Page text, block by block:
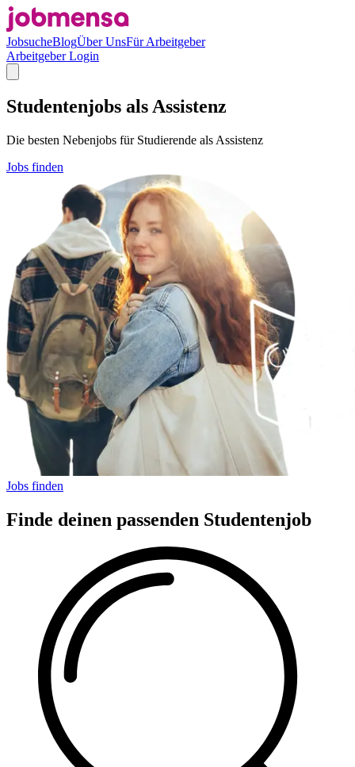
JobsucheBlogÜber UnsFür Arbeitgeber
Arbeitgeber Login
Studentenjobs als Assistenz
Die besten Nebenjobs für Studierende als Assistenz
Jobs finden
Jobs finden
Finde deinen passenden Studentenjob